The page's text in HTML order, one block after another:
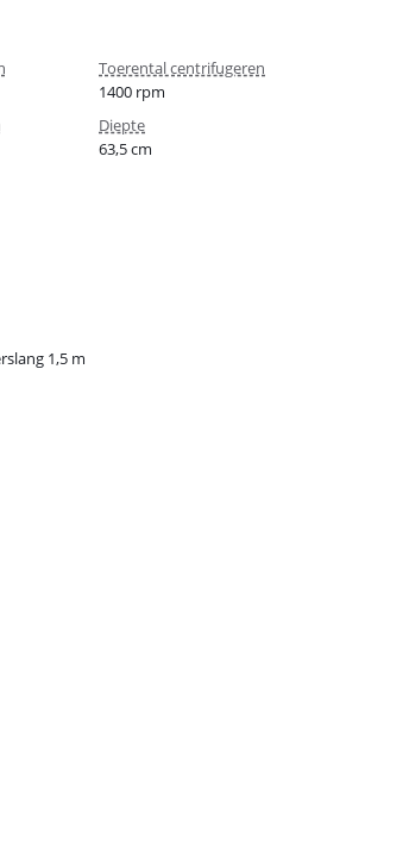
Toerental centrifugeren
1400 rpm
Diepte
63,5 cm
1,5 m